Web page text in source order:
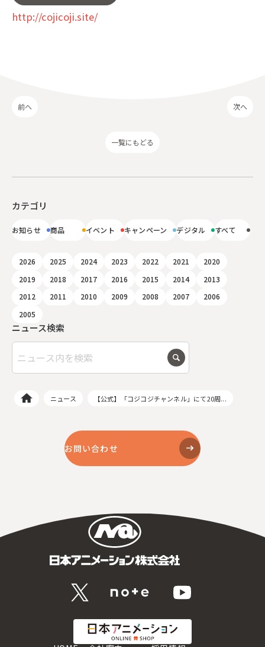
http://cojicoji.site/
前へ
一覧にもどる
次へ
ニュース検索
カテゴリ
お知らせ 商品 イベント キャンペーン デジタル すべて
2026 2025 2024 2023 2022 2021
2020
2019
2018 2017 2016 2015 2014
2013
2012
2011 2010 2009 2008 2007
2006
2005
ニュース 【公式】「コジコジチャンネル」にて20周...
お問い合わせ